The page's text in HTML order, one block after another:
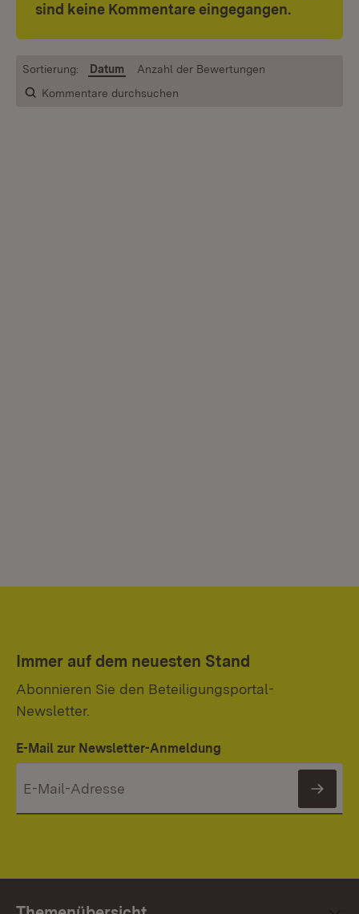
sind keine Kommentare eingegangen.
Kommentare durchsuchen
Sortierung: Datum Anzahl der Bewertungen
Immer auf dem neuesten Stand
Abonnieren Sie den Beteiligungsportal-
Newsletter.
E-Mail zur Newsletter-Anmeldung